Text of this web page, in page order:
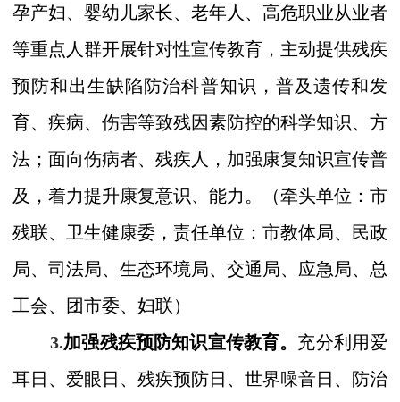
孕产妇、婴幼儿家长、老年人、高危职业从业者
等重点人群开展针对性宣传教育，主动提供残疾
预防和出生缺陷防治科普知识，普及遗传和发
育、疾病、伤害等致残因素防控的科学知识、方
法；面向伤病者、残疾人，加强康复知识宣传普
及，着力提升康复意识、能力。
（牵头单位：市
残联、卫生健康委 ，责任单位：市教体局、民政
局、司法局、生态环境局、交通局、应急局、总
工会、团市委、妇联）
3.加强残疾预防知识宣传教育。 充分利用爱
耳日、爱眼日、残疾预防日、世界噪音日、防治